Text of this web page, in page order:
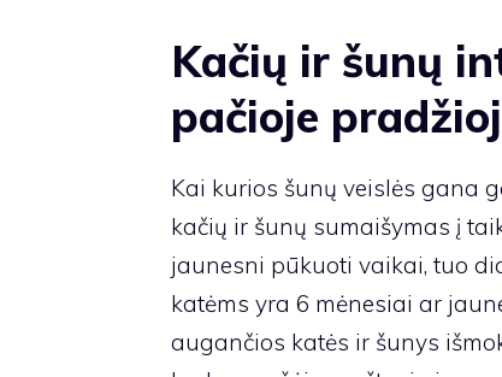
Kačių ir šunų
pačioje
Kai kurios šunų veislės gana
kačių ir šunų sumaišymas į
jaunesni pūkuoti vaikai, tuo
katėms yra 6 mėnesiai ar
augančios katės ir šunys